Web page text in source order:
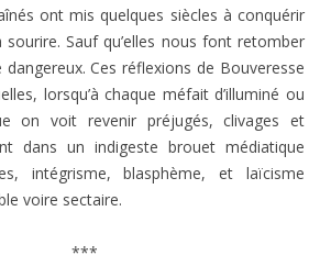
ont mis quelques siècles à conquérir
Sauf qu’elles nous font retomber
Ces réflexions de Bouveresse
lorsqu’à chaque méfait d’illuminé ou
on voit revenir préjugés, clivages et
dans un indigeste brouet médiatique
intégrisme, blasphème, et laïcisme
voire sectaire.
***